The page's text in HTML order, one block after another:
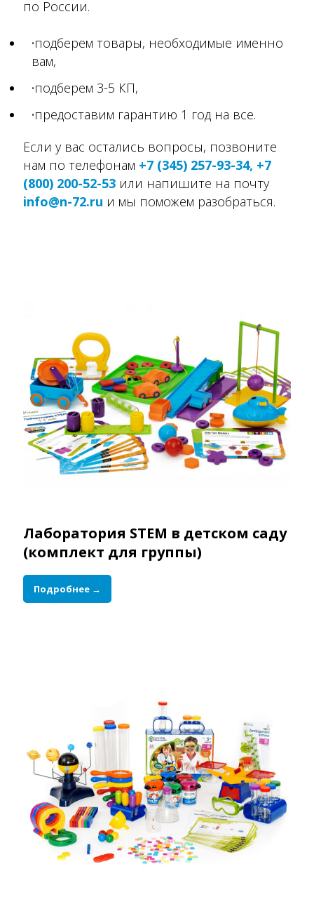
по России.
подберем товары, необходимые именно
вам,
подберем 3-5 КП,
предоставим гарантию 1 год на все.
Если у вас остались вопросы, позвоните
нам по телефонам +7 (345) 257-93-34, +7
(800) 200-52-53 или напишите на почту
info@n-72.ru и мы поможем разобраться.
Лаборатория STEM в детском саду
(комплект для группы)
Подробнее →